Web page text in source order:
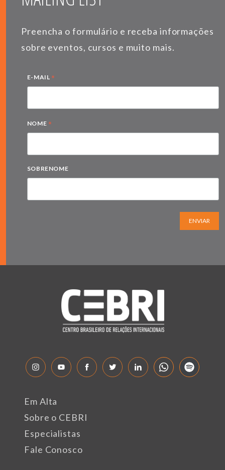
Preencha o formulário e receba informações
sobre eventos, cursos e muito mais.
E-MAIL *
NOME *
SOBRENOME
ENVIAR
Em Alta
Sobre o CEBRI
Especialistas
Fale Conosco